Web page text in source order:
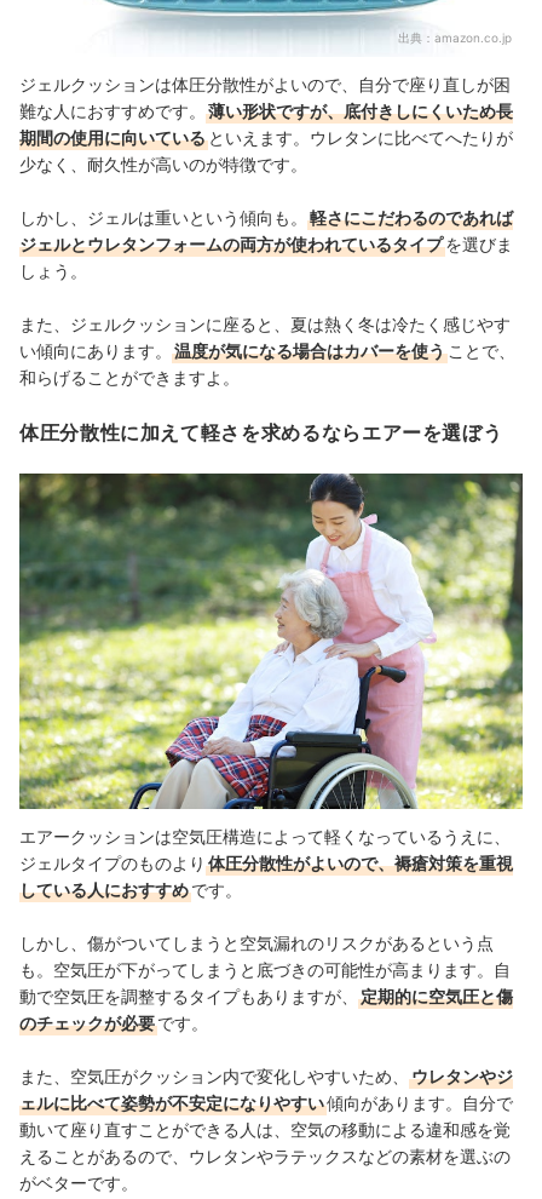
出典： amazon.co.jp
ジェルクッションは体圧分散性がよいので、自分で座り直しが困
難な人におすすめです。
薄い形状ですが、底付きしにくいため長
期間の使用に向いている といえます。ウレタンに比べてへたりが
少なく、耐久性が高いのが特徴です。
しかし、ジェルは重いという傾向も。
軽さにこだわるのであれば
ジェルとウレタンフォームの両方が使われているタイプを選びま
しょう。
また、ジェルクッションに座ると、夏は熱く冬は冷たく感じやす
い傾向にあります。
温度が気になる場合はカバーを使う ことで、
和らげることができますよ。
体圧分散性に加えて軽さを求めるならエアーを選ぼう
エアークッションは空気圧構造によって軽くなっているうえに、
ジェルタイプのものより 体圧分散性がよいので、褥瘡対策を重視
している人におすすめです。
しかし、傷がついてしまうと空気漏れのリスクがあるという点
も。空気圧が下がってしまうと底づきの可能性が高まります。自
動で空気圧を調整するタイプもありますが、
定期的に空気圧と傷
のチェックが必要です。
また、空気圧がクッション内で変化しやすいため、
ウレタンやジ
ェルに比べて姿勢が不安定になりやすい傾向があります。自分で
動いて座り直すことができる人は、空気の移動による違和感を覚
えることがあるので、ウレタンやラテックスなどの素材を選ぶの
がベターです。